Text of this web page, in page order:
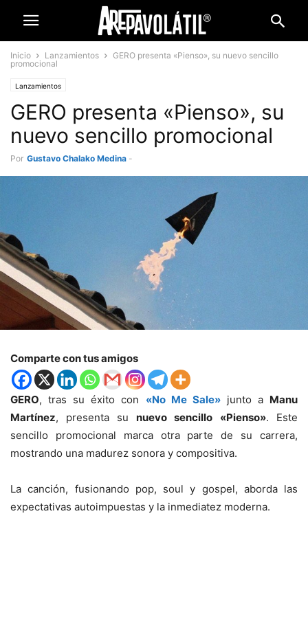
Inicio Lanzamientos
GERO presenta «Pienso», su nuevo sencillo
promocional
Lanzamientos
GERO presenta «Pienso», su
nuevo sencillo promocional
Por Gustavo Chalako Medina -
Comparte con tus amigos
GERO, tras su éxito con «No Me Sale»junto a Manu
Martínez, presenta su nuevo sencillo «Pienso». Este
sencillo promocional marca otra parte de su carrera,
mostrando una madurez sonora y compositiva.
La canción, fusionando pop, soul y gospel, aborda las
expectativas autoimpuestas y la inmediatez moderna.